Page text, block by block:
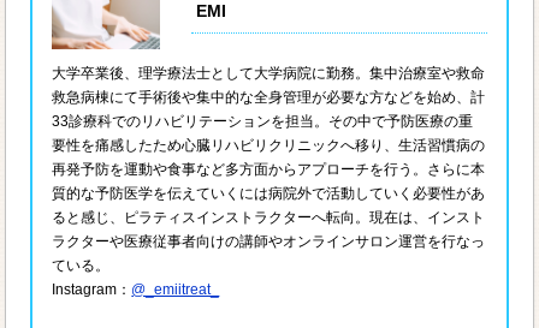
EMI
大学卒業後、理学療法士として大学病院に勤務。集中治療室や救命
救急病棟にて手術後や集中的な全身管理が必要な方などを始め、計
33診療科でのリハビリテーションを担当。その中で予防医療の重
要性を痛感したため心臓リハビリクリニックへ移り、生活習慣病の
再発予防を運動や食事など多方面からアプローチを行う。さらに本
質的な予防医学を伝えていくには病院外で活動していく必要性があ
ると感じ、ピラティスインストラクターへ転向。現在は、インスト
ラクターや医療従事者向けの講師やオンラインサロン運営を行なっ
ている。
Instagram： @_emiitreat_